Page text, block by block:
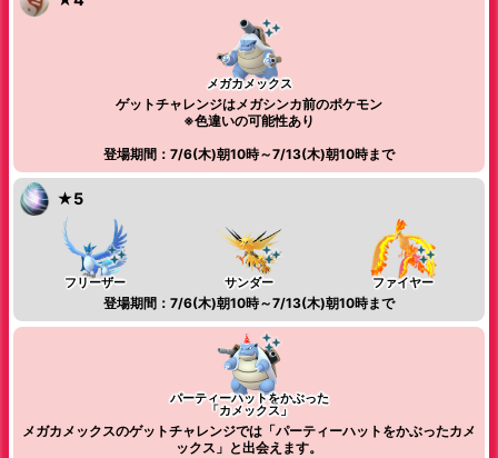
メガカメックス
ゲットチャレンジはメガシンカ前のポケモン
※色違いの可能性あり
登場期間：7/6(木)朝10時～7/13(木)朝10時まで
★5
フリーザー サンダー ファイヤー
登場期間：7/6(木)朝10時～7/13(木)朝10時まで
パーティーハットをかぶった
「カメックス」
メガカメックスのゲットチャレンジでは「パーティーハットをかぶったカメ
ックス」と出会えます。